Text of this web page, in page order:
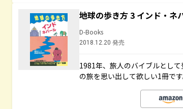
地球の歩き方 3 インド・ネ
D-Books
2018.12.20 発売
1981年、旅人のバイブルとし
の旅を思い出して欲しい1冊です